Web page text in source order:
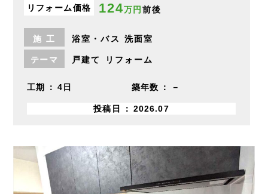
リフォーム価格 124万円前後
施 工 浴室・バス 洗面室
テーマ 戸建て リフォーム
工期 4日 築年数 －
投稿日 2026.07